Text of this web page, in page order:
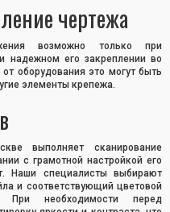
чертежа
возможно только при
надежном его закреплении во
оборудования это могут быть
элементы крепежа.
выполняет сканирование
с грамотной настройкой его
Наши специалисты выбирают
и соответствующий цветовой
необходимости перед